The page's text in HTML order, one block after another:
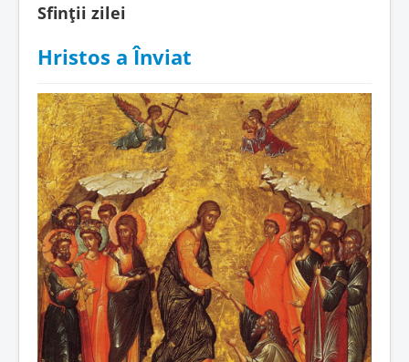
Foaia Parohiei
Activitati copii si tineri
Contact
Sfinții zilei
Hristos a Înviat